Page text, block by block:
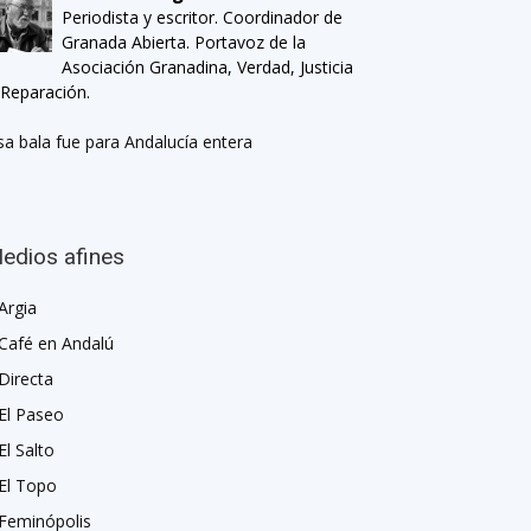
Periodista y escritor. Coordinador de
Granada Abierta. Portavoz de la
Asociación Granadina, Verdad, Justicia
bala fue para Andalucía entera
afines
en Andalú
Directa
El Paseo
El Salto
El Topo
Feminópolis